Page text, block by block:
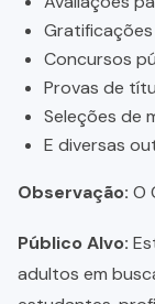
Concursos
Provas de
Seleções de
E diversas
Observação: O
Público Alvo:
adultos em